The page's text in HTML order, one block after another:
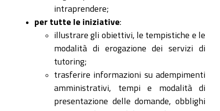
intraprendere;
per tutte le iniziative:
illustrare gli obiettivi, le tempistiche e le
modalità di erogazione dei servizi di
tutoring;
trasferire informazioni su adempimenti
amministrativi, tempi e modalità di
presentazione delle domande, obblighi